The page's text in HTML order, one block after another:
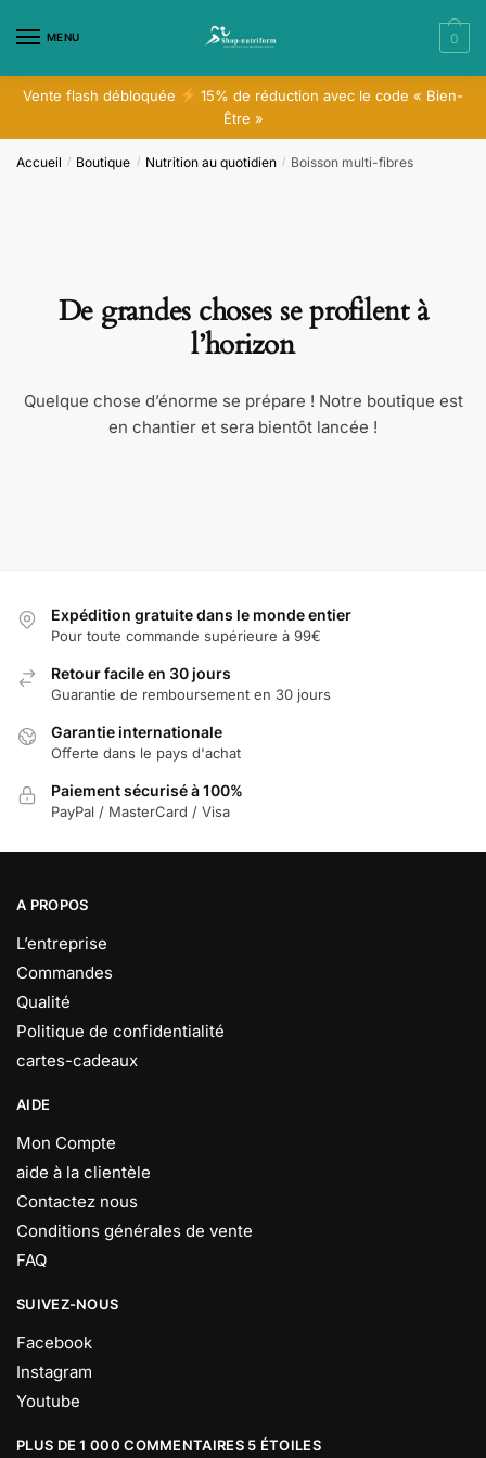
MENU 0
Vente flash débloquée
15% de réduction avec le code « Bien-
Être »
Accueil / Boutique / Nutrition au quotidien / ​​Boisson multi-fibres
De grandes choses se profilent à
l’horizon
Quelque chose d’énorme se prépare ! Notre boutique est
en chantier et sera bientôt lancée !
Expédition gratuite dans le monde entier
Pour toute commande supérieure à 99€
Retour facile en 30 jours
Guarantie de remboursement en 30 jours
Garantie internationale
Offerte dans le pays d'achat
Paiement sécurisé à 100%
PayPal / MasterCard / Visa
A PROPOS
L’entreprise
Commandes
Qualité
Politique de confidentialité
cartes-cadeaux
AIDE
Mon Compte
aide à la clientèle
Contactez nous
Conditions générales de vente
FAQ
SUIVEZ-NOUS
Facebook
Instagram
Youtube
PLUS DE 1 000 COMMENTAIRES 5 ÉTOILES